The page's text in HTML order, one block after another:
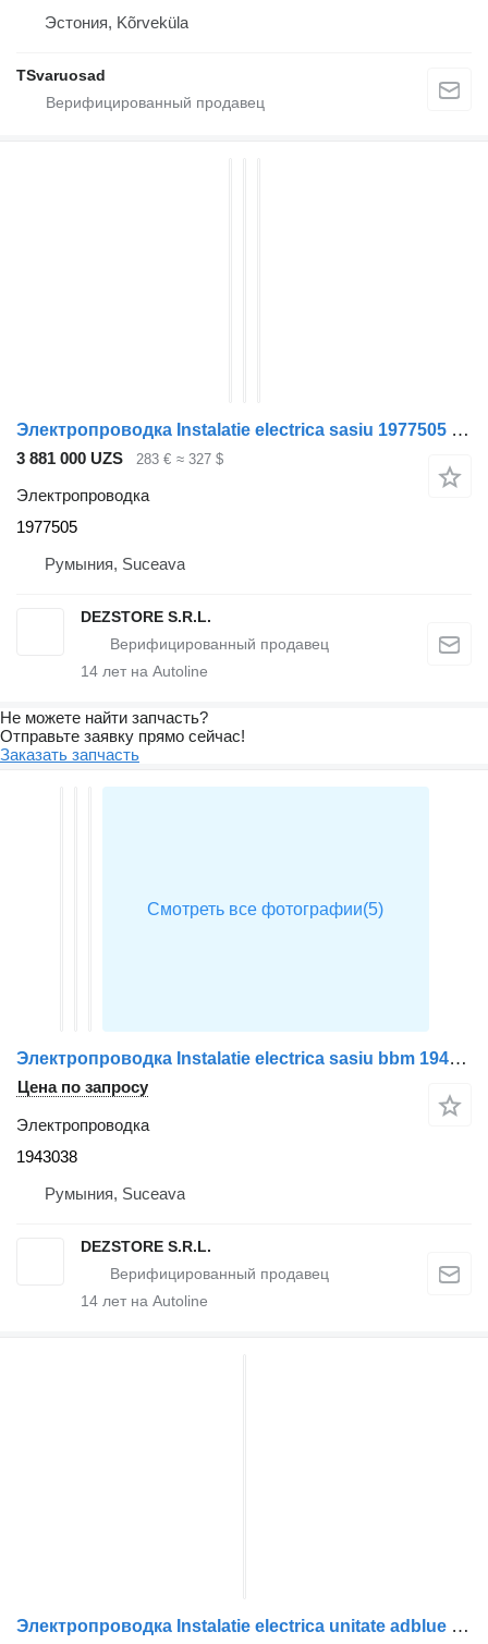
Эстония, Kõrveküla
TSvaruosad
Электропроводка Instalatie electrica sasiu 1977505 для тягача DAF XF
3 881 000 UZS 283 € ≈ 327 $
Электропроводка
1977505
Румыния, Suceava
DEZSTORE S.R.L.
14 лет на Autoline
Не можете найти запчасть?
Отправьте заявку прямо сейчас!
Заказать запчасть
Электропроводка Instalatie electrica sasiu bbm 1943038 для тягача DAF XF
Цена по запросу
Электропроводка
1943038
Румыния, Suceava
DEZSTORE S.R.L.
14 лет на Autoline
Электропроводка Instalatie electrica unitate adblue 81254595423 для тягача MAN TGX